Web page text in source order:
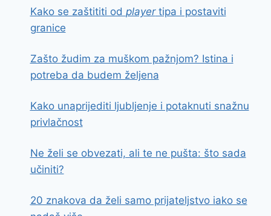
Kako se zaštititi od playertipa i postaviti
granice
Zašto žudim za muškom pažnjom? Istina i
potreba da budem željena
Kako unaprijediti ljubljenje i potaknuti snažnu
privlačnost
Ne želi se obvezati, ali te ne pušta: što sada
učiniti?
20 znakova da želi samo prijateljstvo iako se